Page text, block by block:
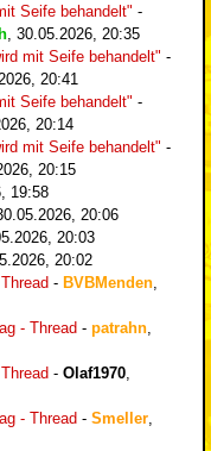
Seife behandelt" -
30.05.2026, 20:35
mit Seife behandelt" -
20:41
Seife behandelt" -
20:14
mit Seife behandelt" -
20:15
19:58
20:06
20:03
20:02
- BVBMenden
- Thread - patrahn
- Olaf1970
- Thread - Smeller